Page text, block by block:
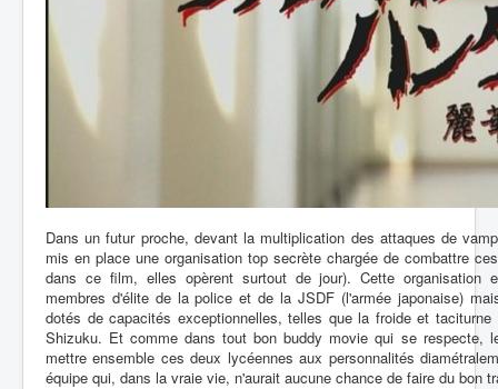
Dans un futur proche, devant la multiplication des attaques de
mis en place une organisation top secrète chargée de combattre
dans ce film, elles opèrent surtout de jour). Cette organisation
membres d'élite de la police et de la JSDF (l'armée japonaise)
dotés de capacités exceptionnelles, telles que la froide et
Shizuku. Et comme dans tout bon buddy movie qui se respecte,
mettre ensemble ces deux lycéennes aux personnalités
équipe qui, dans la vraie vie, n'aurait aucune chance de faire du bon